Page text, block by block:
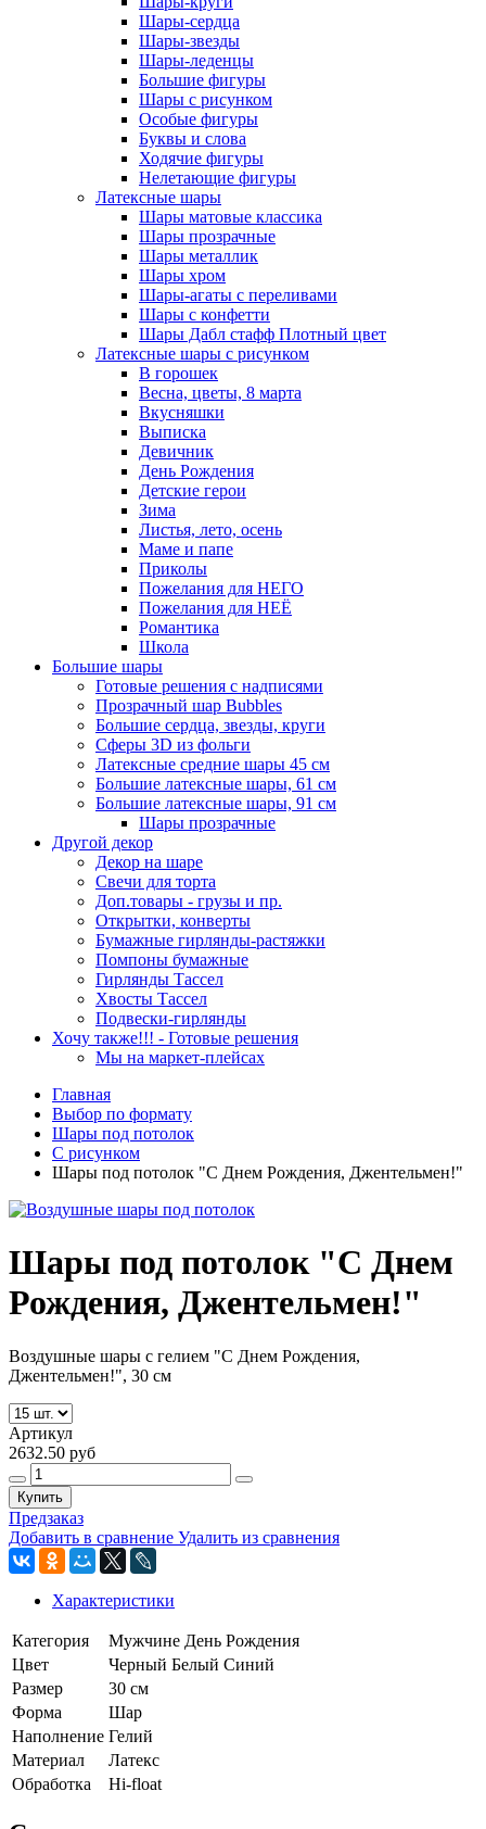
Шары-сердца
Шары-звезды
Шары-леденцы
Большие фигуры
Шары с рисунком
Особые фигуры
Буквы и слова
Ходячие фигуры
Нелетающие фигуры
Латексные шары
Шары матовые классика
Шары прозрачные
Шары металлик
Шары хром
Шары-агаты с переливами
Шары с конфетти
Шары Дабл стафф Плотный цвет
Латексные шары с рисунком
В горошек
Весна, цветы, 8 марта
Вкусняшки
Выписка
Девичник
День Рождения
Детские герои
Зима
Листья, лето, осень
Маме и папе
Приколы
Пожелания для НЕГО
Пожелания для НЕЁ
Романтика
Школа
Большие шары
Готовые решения с надписями
Прозрачный шар Bubbles
Большие сердца, звезды, круги
Сферы 3D из фольги
Латексные средние шары 45 см
Большие латексные шары, 61 см
Большие латексные шары, 91 см
Шары прозрачные
Другой декор
Декор на шаре
Свечи для торта
Доп.товары - грузы и пр.
Открытки, конверты
Бумажные гирлянды-растяжки
Помпоны бумажные
Гирлянды Тассел
Хвосты Тассел
Подвески-гирлянды
Хочу также!!! - Готовые решения
Мы на маркет-плейсах
Главная
Выбор по формату
Шары под потолок
С рисунком
Шары под потолок "С Днем Рождения, Джентельмен!"
Шары под потолок "С Днем
Рождения, Джентельмен!"
Воздушные шары с гелием "С Днем Рождения,
Джентельмен!", 30 см
Артикул
2632.50 руб
Купить
Предзаказ
Добавить в сравнение Удалить из сравнения
Характеристики
Категория Мужчине День Рождения
Цвет
Черный Белый Синий
Размер
30 см
Форма
Шар
Наполнение Гелий
Материал
Латекс
Обработка
Hi-float